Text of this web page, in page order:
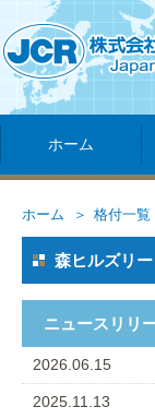
ホーム
ホーム 格付一覧
森ヒルズリー
ニュースリリ
2026.06.15
2025.11.13